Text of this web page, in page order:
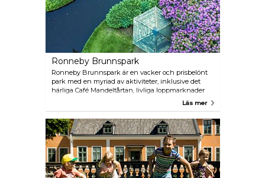
Ronneby Brunnspark
Ronneby Brunnspark är en vacker och prisbelönt
park med en myriad av aktiviteter, inklusive det
härliga Café Mandeltårtan, livliga loppmarknader
och livliga musikevenemang och festivaler. Med
populär för sina hälsofördelar fortsätter Ronneby
Brunnspark att locka besökare som söker
välbefinnande. Traditionen fortsätter när
människor från hela landet reser för att dricka från
den föryngrande våren, framkallar en känsla av
välbefinnande och lugn som gör ett besök i
Ronneby Brunnspark till en tidlös och hälsosam
Läs mer